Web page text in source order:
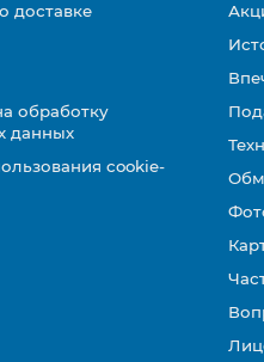
доставке
обработку
данных
cookie-